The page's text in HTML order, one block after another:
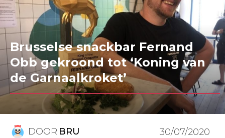
Brusselse snackbar Fernand
Obb gekroond tot ‘Koning van
de Garnaalkroket’
DOOR BRU 30/07/2020